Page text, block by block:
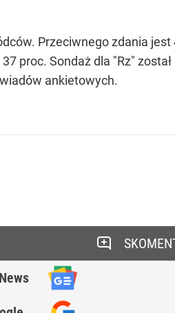
Przeciwnego zdania
proc. Sondaż dla "Rz"
ankietowych.